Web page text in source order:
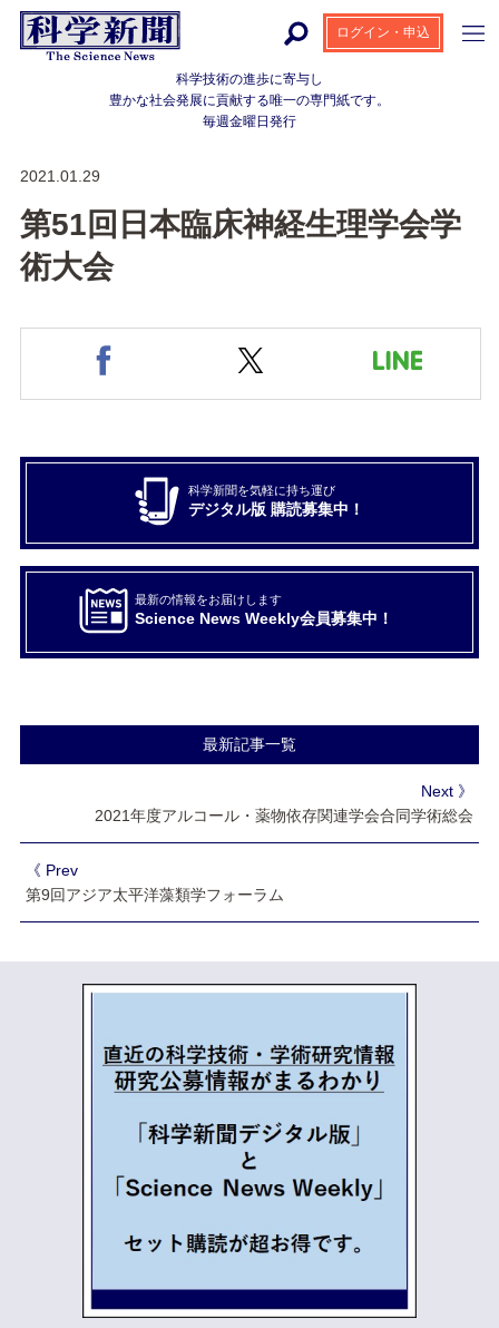
科学技術の進歩に寄与し
豊かな社会発展に貢献する唯一の専門紙です。
毎週金曜日発行
ログイン・申込
2021.01.29
第51回日本臨床神経生理学会学
術大会
科学新聞を気軽に持ち運び
デジタル版 購読募集中！
最新の情報をお届けします
Science News Weekly会員募集中！
最新記事一覧
Next 》
2021年度アルコール・薬物依存関連学会合同学術総会
《 Prev
第9回アジア太平洋藻類学フォーラム